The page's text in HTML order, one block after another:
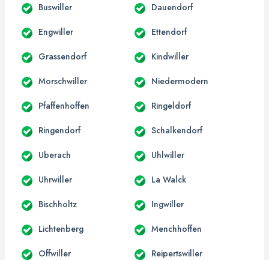
Buswiller Dauendorf
Engwiller Ettendorf
Grassendorf Kindwiller
Morschwiller Niedermodern
Pfaffenhoffen Ringeldorf
Ringendorf Schalkendorf
Uberach Uhlwiller
Uhrwiller La Walck
Bischholtz Ingwiller
Lichtenberg Menchhoffen
Offwiller Reipertswiller